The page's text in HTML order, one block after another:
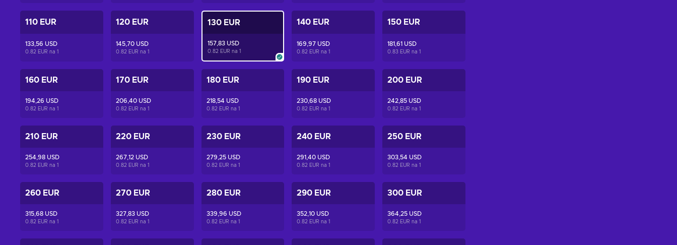
110 EUR
133,56 USD
0.82 EUR na 1
120 EUR
145,70 USD
0.82 EUR na 1
130 EUR
157,83 USD
0.82 EUR na 1
140 EUR
169,97 USD
0.82 EUR na1
150 EUR
181,61 USD
0.83 EUR na1
160 EUR
194,26 USD
0.82 EUR na 1
170 EUR
206,40 USD
0.82 EUR na 1
180 EUR
218,54 USD
0.82 EUR na 1
190 EUR
230,68 USD
0.82 EUR na1
200 EUR
242,85 USD
0.82 EUR na1
210 EUR
254,98 USD
0.82 EUR na 1
220 EUR
267,12 USD
0.82 EUR na 1
230 EUR
279,25 USD
0.82 EUR na 1
240 EUR
291,40 USD
0.82 EUR na1
250 EUR
303,54 USD
0.82 EUR na1
260 EUR
315,68 USD
0.82 EUR na 1
270 EUR
327,83 USD
0.82 EUR na 1
280 EUR
339,96 USD
0.82 EUR na 1
290 EUR
352,10 USD
0.82 EUR na1
300 EUR
364,25 USD
0.82 EUR na1